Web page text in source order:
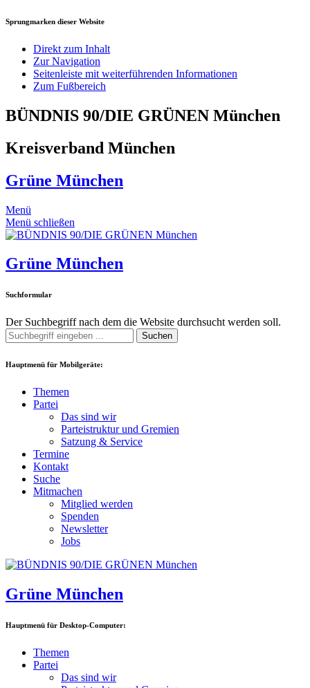
Sprungmarken dieser Website
Direkt zum Inhalt
Zur Navigation
Seitenleiste mit weiterführenden Informationen
Zum Fußbereich
BÜNDNIS 90/DIE GRÜNEN München
Kreisverband München
Grüne München
Menü
Menü schließen
Grüne München
Suchformular
Der Suchbegriff nach dem die Website durchsucht werden soll.
Suchen
Hauptmenü für Mobilgeräte:
Themen
Partei
Das sind wir
Parteistruktur und Gremien
Satzung & Service
Termine
Kontakt
Suche
Mitmachen
Mitglied werden
Spenden
Newsletter
Jobs
Grüne München
Hauptmenü für Desktop-Computer:
Themen
Partei
Das sind wir